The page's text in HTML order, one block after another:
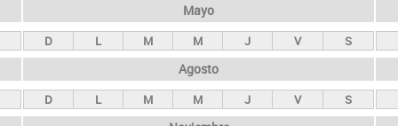
Mayo
D L M M J V S
Agosto
D L M M J V S